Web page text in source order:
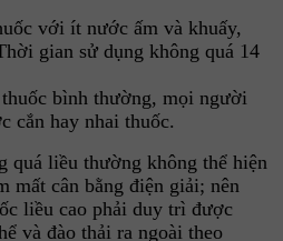
với ít nước ấm và khuấy,
gian sử dụng không quá 14
bình thường, mọi người
cắn hay nhai thuốc.
quá liều thường không thể hiện
mất cân bằng điện giải; nên
liều cao phải duy trì được
và đào thải ra ngoài theo